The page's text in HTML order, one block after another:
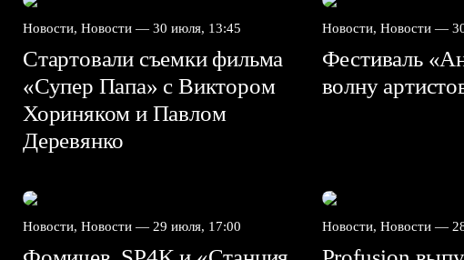
Новости, Новости — 30 июля, 13:45
Стартовали съемки фильма
«Супер Папа» с Виктором
Хориняком и Павлом
Деревянко
Новости, Новости —
Фестиваль
волну
Новости, Новости — 29 июля, 17:00 Новости, Новости —